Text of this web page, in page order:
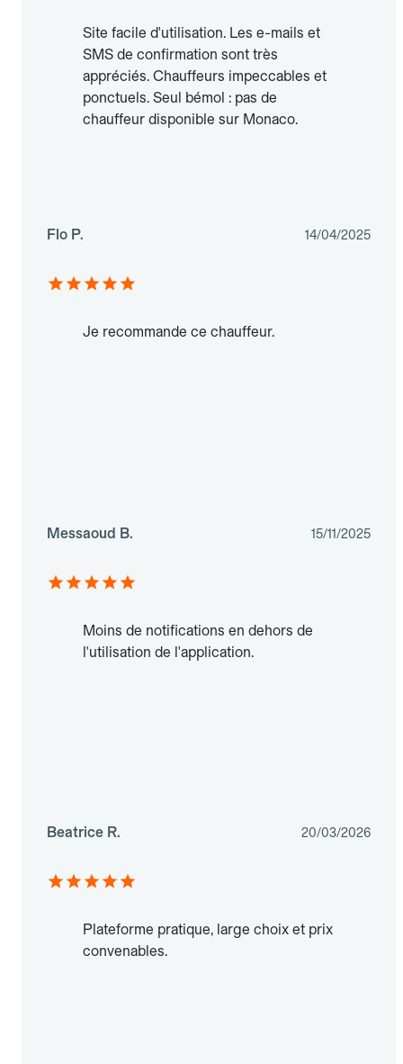
Site facile d'utilisation. Les e-mails et
SMS de confirmation sont très
appréciés. Chauffeurs impeccables et
ponctuels. Seul bémol : pas de
chauffeur disponible sur Monaco.
Flo P. 14/04/2025
Je recommande ce chauffeur.
Messaoud B. 15/11/2025
Moins de notifications en dehors de
l'utilisation de l'application.
Beatrice R. 20/03/2026
Plateforme pratique, large choix et prix
convenables.